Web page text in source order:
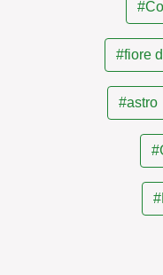
#fiore
#astro